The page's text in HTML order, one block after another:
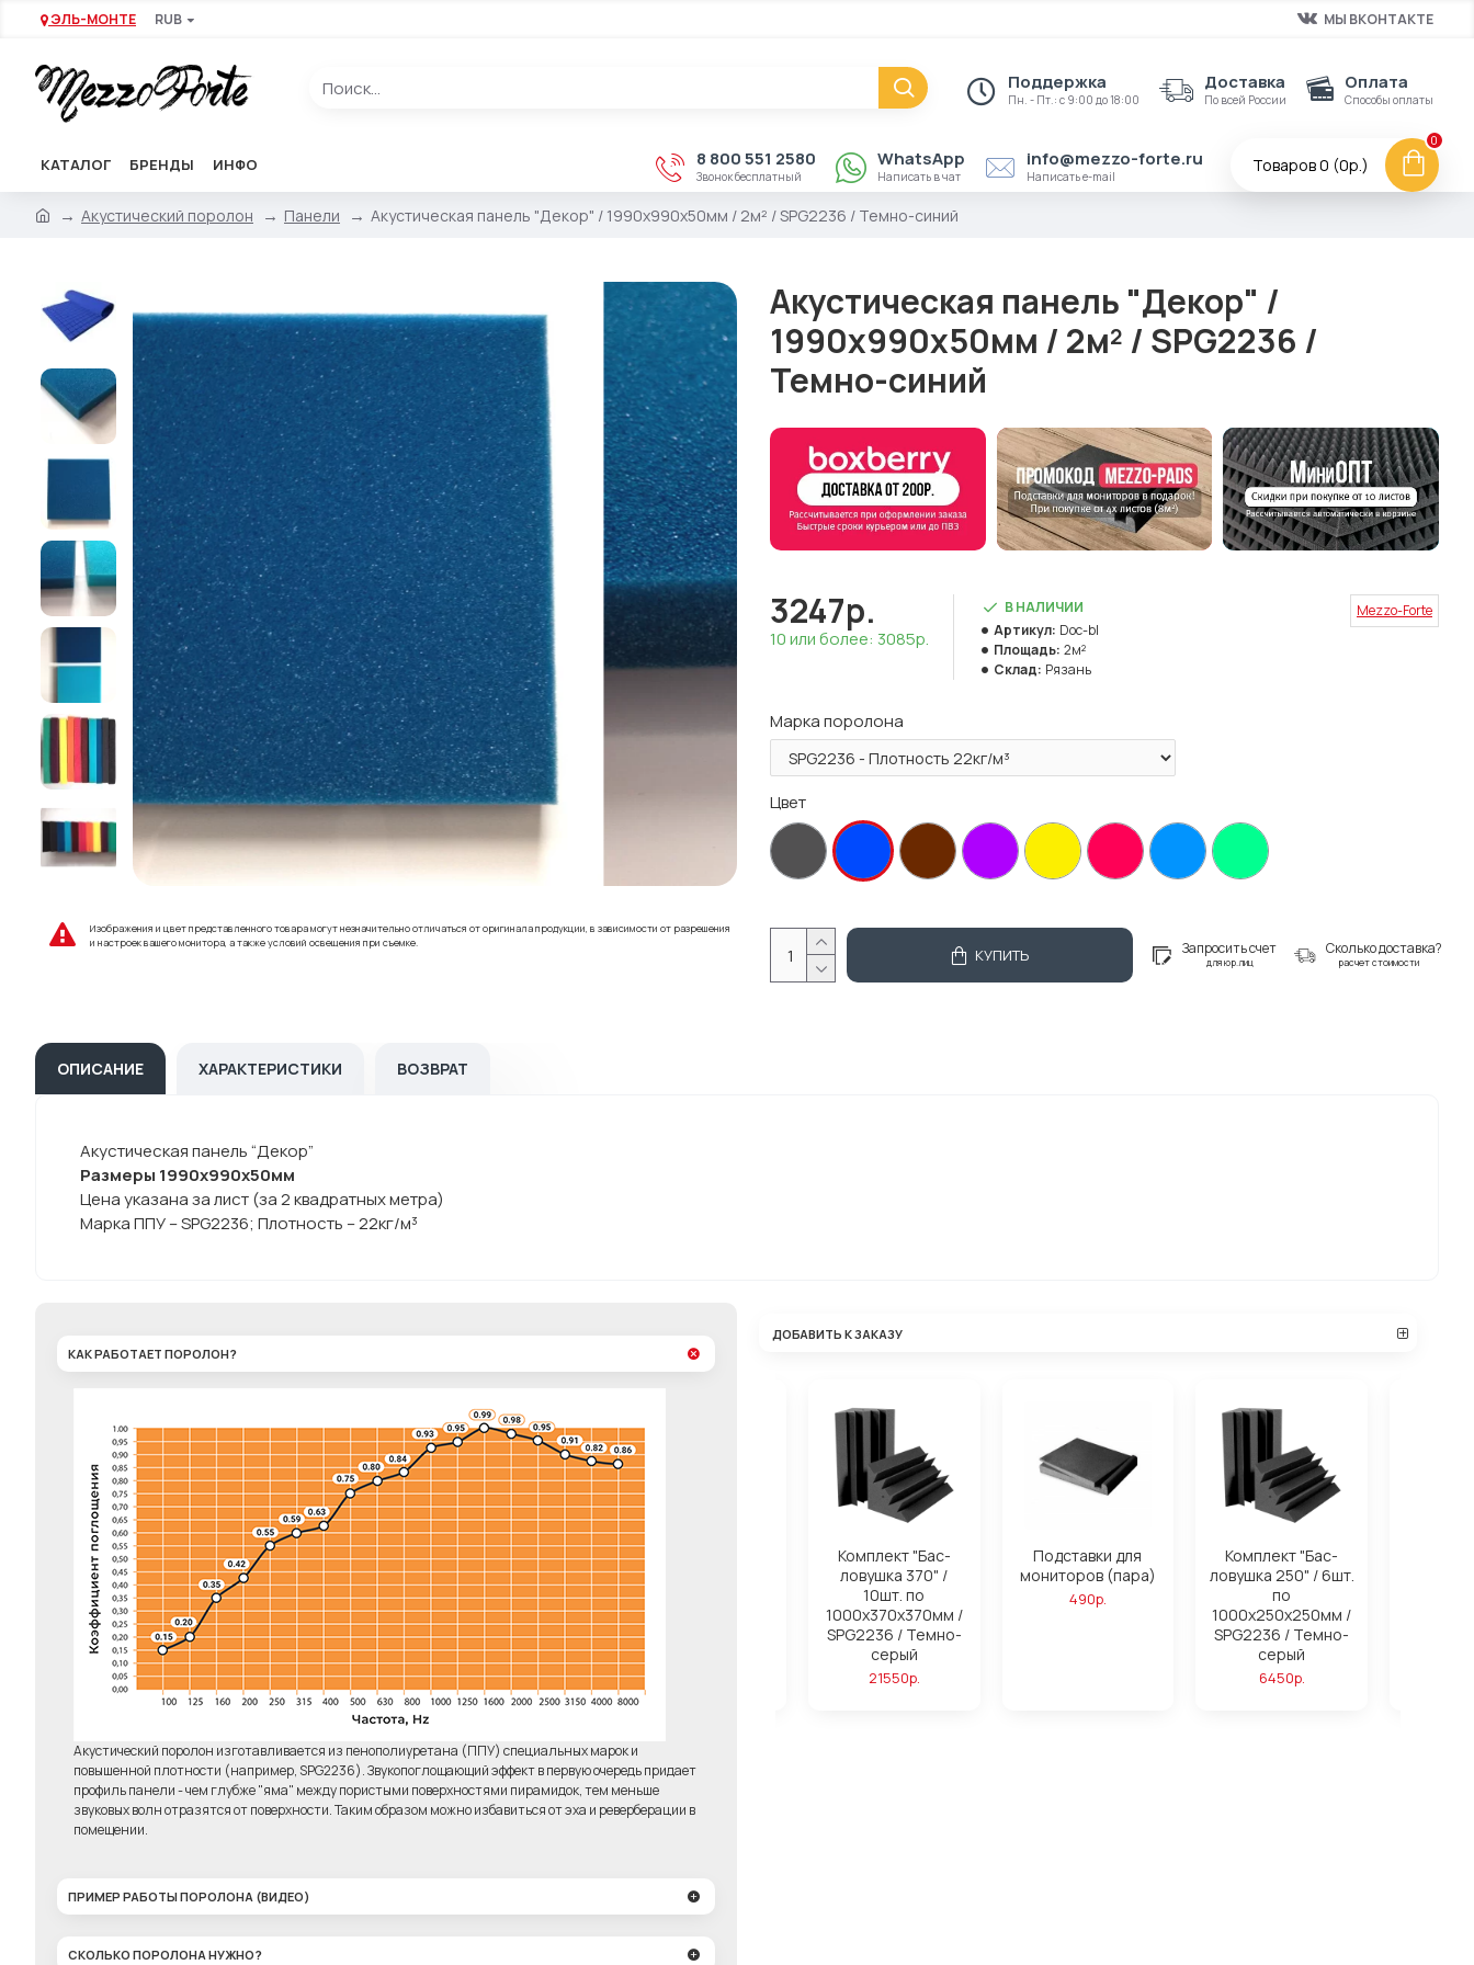
ЭЛЬ-МОНТЕ RUB МЫ ВКОНТАКТЕ
Поддержка
Пн. - Пт.: с 9:00 до 18:00
Доставка
По всей России
Оплата
Способы оплаты
КАТАЛОГ БРЕНДЫ ИНФО 8 800 551 2580
Звонок бесплатный
WhatsApp
Написать в чат
info@mezzo-forte.ru
Написать e-mail
Товаров 0 (0р.)
0
Акустический поролон Панели Акустическая панель "Декор" / 1990х990х50мм / 2м² / SPG2236 / Темно-синий
Изображения и цвет представленного товара могут незначительно отличаться от оригинала продукции, в зависимости от разрешения
и настроек вашего монитора, а также условий освещения при съемке.
Акустическая панель "Декор" /
1990х990х50мм / 2м² / SPG2236 /
Темно-синий
3247р.
10 или более: 3085р.
В НАЛИЧИИ
Артикул: Doc-bl
Площадь: 2м²
Склад: Рязань
Mezzo-Forte
Марка поролона
Цвет
КУПИТЬ Запросить счет
для юр.лиц
Сколько доставка?
расчет стоимости
КАК РАБОТАЕТ ПОРОЛОН?
Акустический поролон изготавливается из пенополиуретана (ППУ) специальных марок и
повышенной плотности (например, SPG2236). Звукопоглощающий эффект в первую очередь придает
профиль панели - чем глубже "яма" между пористыми поверхностями пирамидок, тем меньше
звуковых волн отразятся от поверхности. Таким образом можно избавиться от эха и реверберации в
помещении.
ПРИМЕР РАБОТЫ ПОРОЛОНА (ВИДЕО)
СКОЛЬКО ПОРОЛОНА НУЖНО?
ДОБАВИТЬ К ЗАКАЗУ
Комплект 6 штук
"Бас-ловушка"
6450р.
Клей для поролона
Elabond Basic
750р.
Комплект "Бас-
1000х280х280мм /
SPG2236 / Темно-
Комплект "Бас-
ловушка 370" /
10шт. по
1000х370х370мм /
SPG2236 / Темно-
серый
21550р.
Подставки для
мониторов (пара)
490р.
Комплект "Бас-
ловушка 250" / 6шт.
по
1000х250х250мм /
SPG2236 / Темно-
серый
6450р.
ОПИСАНИЕ ХАРАКТЕРИСТИКИ ВОЗВРАТ
Акустическая панель “Декор”
Размеры 1990х990х50мм
Цена указана за лист (за 2 квадратных метра)
Марка ППУ – SPG2236; Плотность – 22кг/м³